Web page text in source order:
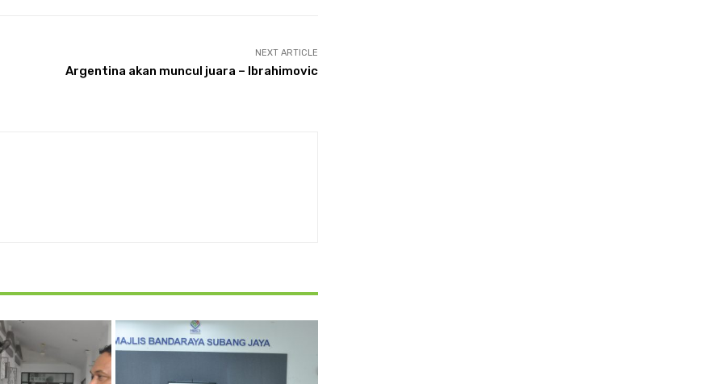
NEXT ARTICLE
Argentina akan muncul juara – Ibrahimovic